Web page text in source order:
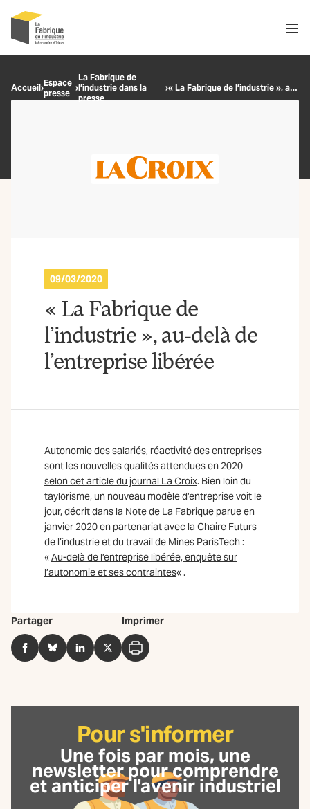
OK
Accueil›Espace
presse ›
La Fabrique de
l’industrie dans la
presse
› « La Fabrique de l’industrie », au-delà de l’entreprise libérée
09/03/2020
« La Fabrique de
l’industrie », au-delà de
l’entreprise libérée
Autonomie des salariés, réactivité des entreprises
sont les nouvelles qualités attendues en 2020
selon cet article du journal La Croix. Bien loin du
taylorisme, un nouveau modèle d’entreprise voit le
jour, décrit dans la Note de La Fabrique parue en
janvier 2020 en partenariat avec la Chaire Futurs
de l’industrie et du travail de Mines ParisTech :
«Au-delà de l’entreprise libérée, enquête sur
l’autonomie et ses contraintes« .
Partager
FacebookBlueSkyLinkedInTwitter
Imprimer
Imprimer
Pour s'informer
Une fois par mois, une
newsletterpour comprendre
et anticiper l'avenir industriel